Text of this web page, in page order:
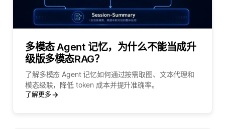
多模态 Agent 记忆，为什么不能当成升
级版多模态RAG？
了解多模态 Agent 记忆如何通过按需取图、文本代理和
模态级联，降低 token 成本并提升准确率。
了解更多